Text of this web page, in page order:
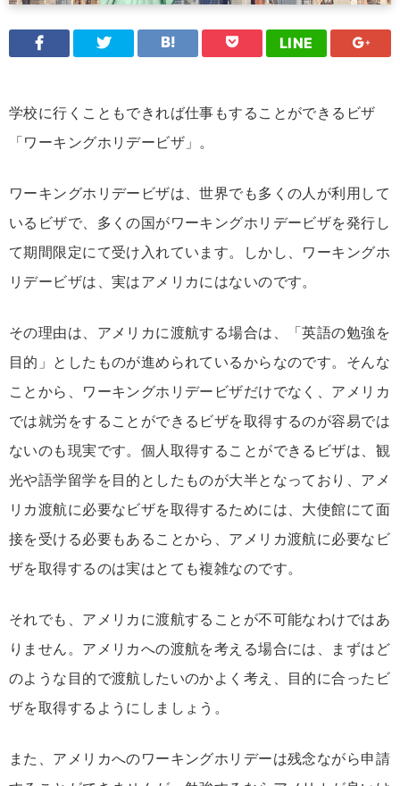
LINE
学校に行くこともできれば仕事もすることができるビザ
「ワーキングホリデービザ」。
ワーキングホリデービザは、世界でも多くの人が利用して
いるビザで、多くの国がワーキングホリデービザを発行し
て期間限定にて受け入れています。しかし、ワーキングホ
リデービザは、実はアメリカにはないのです。
その理由は、アメリカに渡航する場合は、「英語の勉強を
目的」としたものが進められているからなのです。そんな
ことから、ワーキングホリデービザだけでなく、アメリカ
では就労をすることができるビザを取得するのが容易では
ないのも現実です。個人取得することができるビザは、観
光や語学留学を目的としたものが大半となっており、アメ
リカ渡航に必要なビザを取得するためには、大使館にて面
接を受ける必要もあることから、アメリカ渡航に必要なビ
ザを取得するのは実はとても複雑なのです。
それでも、アメリカに渡航することが不可能なわけではあ
りません。アメリカへの渡航を考える場合には、まずはど
のような目的で渡航したいのかよく考え、目的に合ったビ
ザを取得するようにしましょう。
また、アメリカへのワーキングホリデーは残念ながら申請